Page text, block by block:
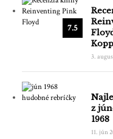
7.5
3.
z
1968
11. jún